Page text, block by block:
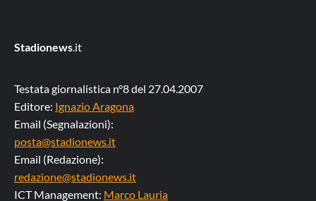
Stadionews.it
Testata giornalistica n°8 del 27.04.2007
Editore: Ignazio Aragona
Email (Segnalazioni):
posta@stadionews.it
Email (Redazione):
redazione@stadionews.it
ICT Management: Marco Lauria